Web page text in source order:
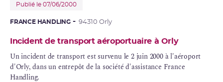
Publié le 07/06/2000
FRANCE HANDLING 94310 Orly
Incident de transport aéroportuaire à Orly
Un incident de transport est survenu le 2 juin 2000 à l'aéroport
d'Orly, dans un entrepôt de la société d'assistance France
Handling.